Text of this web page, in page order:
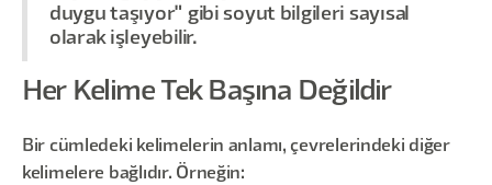
duygu taşıyor" gibi soyut bilgileri sayısal
olarak işleyebilir.
Her Kelime Tek Başına Değildir
Bir cümledeki kelimelerin anlamı, çevrelerindeki diğer
kelimelere bağlıdır. Örneğin: